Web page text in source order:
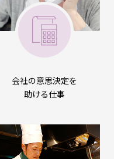
会社の意思決定を
助ける仕事